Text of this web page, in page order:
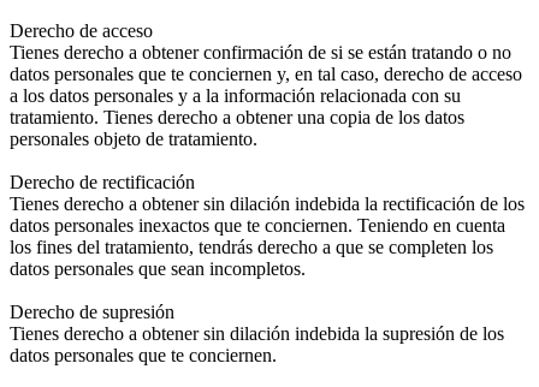
Derecho de acceso
Tienes derecho a obtener confirmación de si se están tratando o no
datos personales que te conciernen y, en tal caso, derecho de acceso
a los datos personales y a la información relacionada con su
tratamiento. Tienes derecho a obtener una copia de los datos
personales objeto de tratamiento.
Derecho de rectificación
Tienes derecho a obtener sin dilación indebida la rectificación de los
datos personales inexactos que te conciernen. Teniendo en cuenta
los fines del tratamiento, tendrás derecho a que se completen los
datos personales que sean incompletos.
Derecho de supresión
Tienes derecho a obtener sin dilación indebida la supresión de los
datos personales que te conciernen.